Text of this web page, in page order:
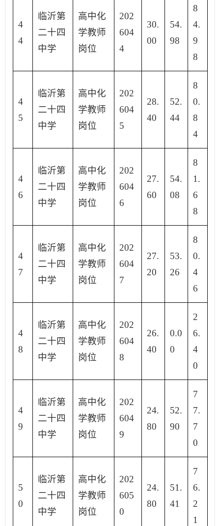
4
4
临沂第
二十四
中学
高中化
学教师
岗位
202
604
4
30.
00
54.
98
8
4.
9
8
4
5
临沂第
二十四
中学
高中化
学教师
岗位
202
604
5
28.
40
52.
44
8
0.
8
4
4
6
临沂第
二十四
中学
高中化
学教师
岗位
202
604
6
27.
60
54.
08
8
1.
6
8
4
7
临沂第
二十四
中学
高中化
学教师
岗位
202
604
7
27.
20
53.
26
8
0.
4
6
4
8
临沂第
二十四
中学
高中化
学教师
岗位
202
604
8
26.
40
0.0
0
2
6.
4
0
4
9
临沂第
二十四
中学
高中化
学教师
岗位
202
604
9
24.
80
52.
90
7
7.
7
0
5
0
临沂第
二十四
中学
高中化
学教师
岗位
202
605
0
24.
80
51.
41
7
6.
2
1